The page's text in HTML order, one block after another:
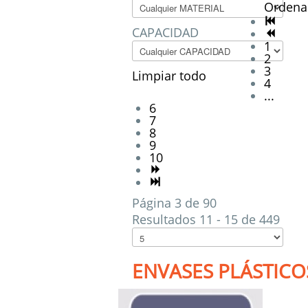
CAPACIDAD
Limpiar todo
1
2
3
4
...
6
7
8
9
10
Página 3 de 90
Resultados 11 - 15 de 449
ENVASES